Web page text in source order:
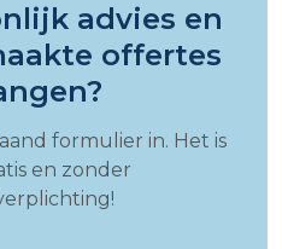
advies en
offertes
formulier in. Het is
en zonder